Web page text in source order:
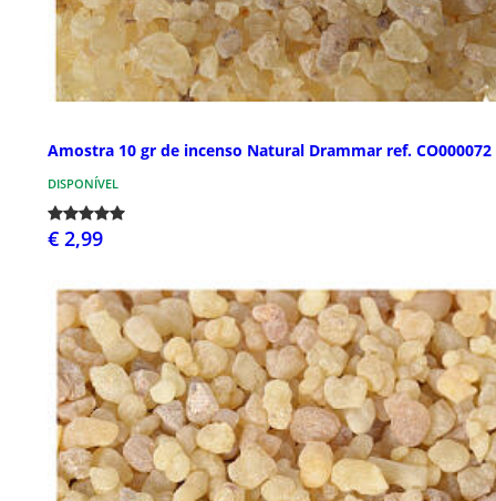
Amostra 10 gr de incenso Natural Drammar ref. CO000072
DISPONÍVEL
€ 2,99